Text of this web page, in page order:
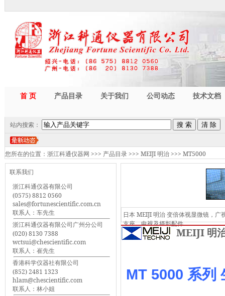
首 页 产品目录 关于我们 公司动态 技术文档
站内搜索：
您所在的位置： 浙江科通仪器网 >>> 产品目录 >>> MEIJI 明治 >>> MT5000
联系我们
浙江科通仪器有限公司
(0575) 8812 0560
sales@fortunescientific.com.cn
联系人：车先生
浙江科通仪器有限公司广州分公司
(020) 8130 7388
wctsui@chescientific.com
联系人：崔先生
香港科学仪器社有限公司
(852) 2481 1323
hlam@chescientific.com
联系人：林小姐
日本 MEIJI 明治 变倍体视显微镜，
支座，电视及摄影配件
MEIJI 明
MT 5000 系列